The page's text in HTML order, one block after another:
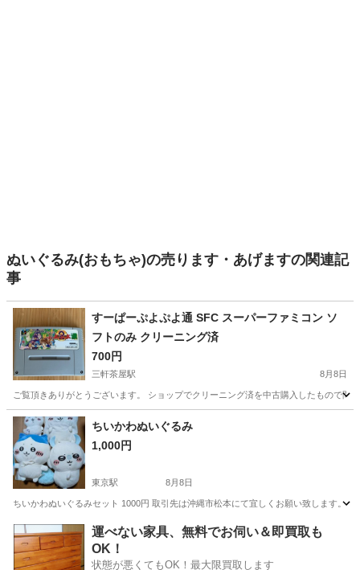
ぬいぐるみ(おもちゃ)の売ります・あげますの関連記
事
すーぱーぷよぷよ通 SFC スーパーファミコン ソ
フトのみ クリーニング済
700円
三軒茶屋駅 8月8日
ご覧頂きありがとうございます。 ショップでクリーニング済を中古購入したもので
東京 世田谷区 三軒茶屋駅 テレビゲーム
ちいかわぬいぐるみ
1,000円
東京駅 8月8日
ちいかわぬいぐるみセット 1000円 取引先は沖縄市松本にて宜しくお願い致します。
東京 中央区 東京駅 おもちゃ
運べない家具、無料でお伺い＆即買取も
OK！
状態が悪くてもOK！最大限買取します